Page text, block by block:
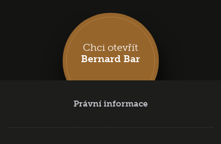
Chci otevřít
Bernard Bar
Právní informace